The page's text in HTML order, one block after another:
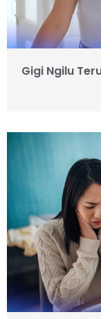
Gigi Ngilu